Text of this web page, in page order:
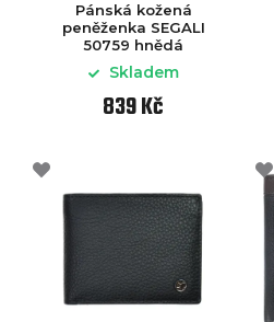
Pánská kožená
peněženka SEGALI
50759 hnědá
Skladem
839 Kč